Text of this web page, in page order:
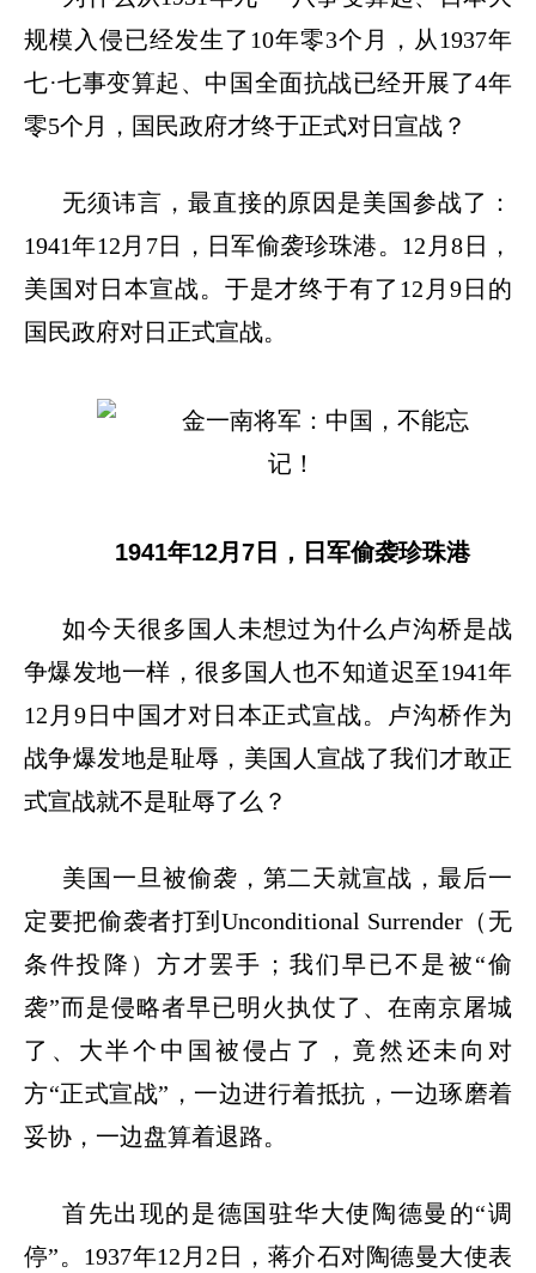
规模入侵已经发生了10年零3个月，从1937年
七·七事变算起、中国全面抗战已经开展了4年
零5个月，国民政府才终于正式对日宣战？
无须讳言，最直接的原因是美国参战了：
1941年12月7日，日军偷袭珍珠港。12月8日，
美国对日本宣战。于是才终于有了12月9日的
国民政府对日正式宣战。
1941年12月7日，日军偷袭珍珠港
如今天很多国人未想过为什么卢沟桥是战
争爆发地一样，很多国人也不知道迟至1941年
12月9日中国才对日本正式宣战。卢沟桥作为
战争爆发地是耻辱，美国人宣战了我们才敢正
式宣战就不是耻辱了么？
美国一旦被偷袭，第二天就宣战，最后一
定要把偷袭者打到Unconditional Surrender（无
条件投降）方才罢手；我们早已不是被“偷
袭”而是侵略者早已明火执仗了、在南京屠城
了、大半个中国被侵占了，竟然还未向对
方“正式宣战”，一边进行着抵抗，一边琢磨着
妥协，一边盘算着退路。
首先出现的是德国驻华大使陶德曼的“调
停”。1937年12月2日，蒋介石对陶德曼大使表